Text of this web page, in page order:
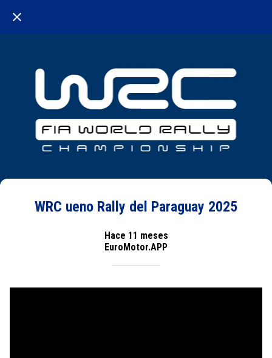
WRC ueno Rally del Paraguay 2025
Hace 11 meses
EuroMotor.APP